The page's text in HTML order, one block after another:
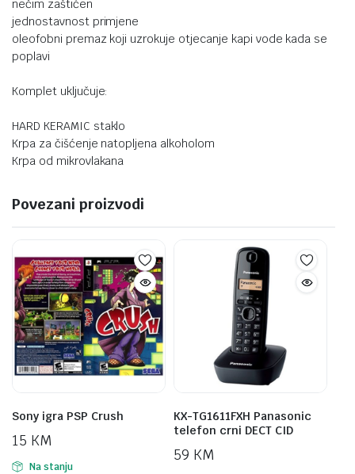
nečim zaštićen
jednostavnost primjene
oleofobni premaz koji uzrokuje otjecanje kapi vode kada se
poplavi
Komplet uključuje:
HARD KERAMIC staklo
Krpa za čišćenje natopljena alkoholom
Krpa od mikrovlakana
Povezani proizvodi
Sony igra PSP Crush
15 KM
Na stanju
KX-TG1611FXH Panasonic
telefon crni DECT CID
59 KM